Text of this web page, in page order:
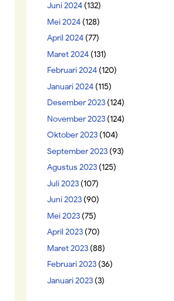
Juni 2024(132)
Mei 2024(128)
April 2024(77)
Maret 2024(131)
Februari 2024(120)
Januari 2024(115)
Desember 2023(124)
November 2023(124)
Oktober 2023(104)
September 2023(93)
Agustus 2023(125)
Juli 2023(107)
Juni 2023(90)
Mei 2023(75)
April 2023(70)
Maret 2023(88)
Februari 2023(36)
Januari 2023(3)